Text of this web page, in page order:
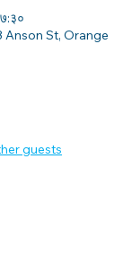
Anson St, Orange
guests